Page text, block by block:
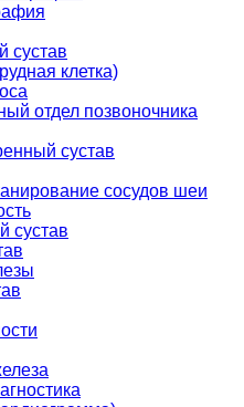
сустав
клетка)
отдел позвоночника
сустав
сосудов шеи
сустав